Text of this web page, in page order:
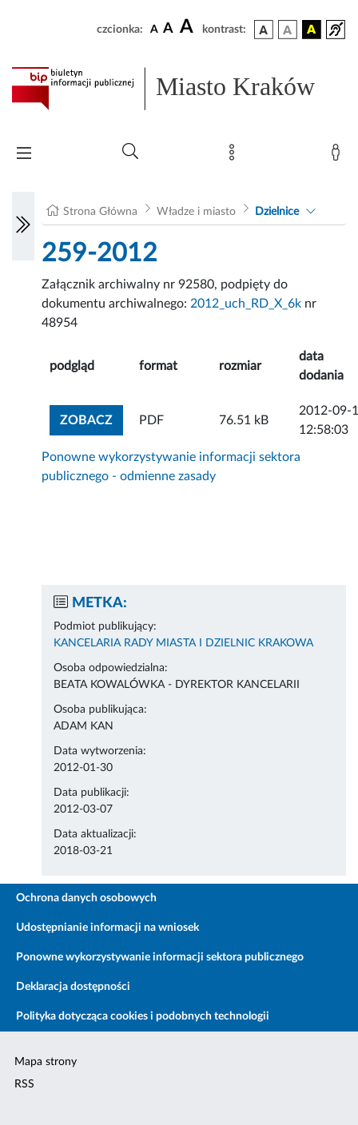
czcionka: A A A kontrast:
Miasto Kraków
Strona Główna Władze i miasto Dzielnice
259-2012
Załącznik archiwalny nr 92580, podpięty do
dokumentu archiwalnego: 2012_uch_RD_X_6k nr
48954
podgląd format rozmiar
data
dodania
ZOBACZZOBACZ ZAŁĄCZNIK
PDF 76.51 kB
2012-09-
12:58:03
Ponowne wykorzystywanie informacji sektora
publicznego - odmienne zasady
METKA:
Podmiot publikujący:
KANCELARIA RADY MIASTA I DZIELNIC KRAKOWA
Osoba odpowiedzialna:
BEATA KOWALÓWKA - DYREKTOR KANCELARII
Osoba publikująca:
ADAM KAN
Data wytworzenia:
2012-01-30
Data publikacji:
2012-03-07
Data aktualizacji:
2018-03-21
Ochrona danych osobowych
Udostępnianie informacji na wniosek
Ponowne wykorzystywanie informacji sektora publicznego
Deklaracja dostępności
Polityka dotycząca cookies i podobnych technologii
Mapa strony
RSS